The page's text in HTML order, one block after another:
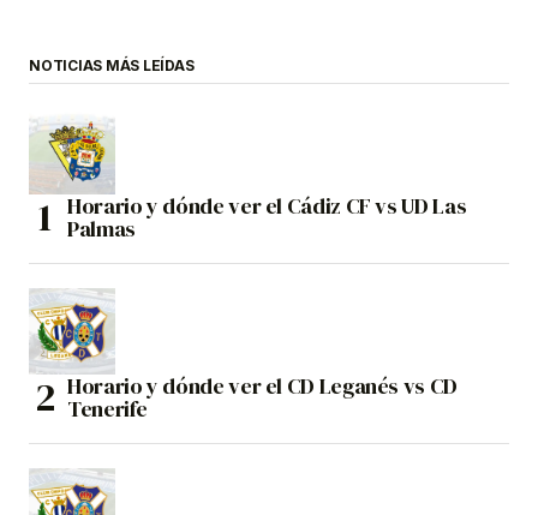
NOTICIAS MÁS LEÍDAS
Horario y dónde ver el Cádiz CF vs UD Las
Palmas
Horario y dónde ver el CD Leganés vs CD
Tenerife